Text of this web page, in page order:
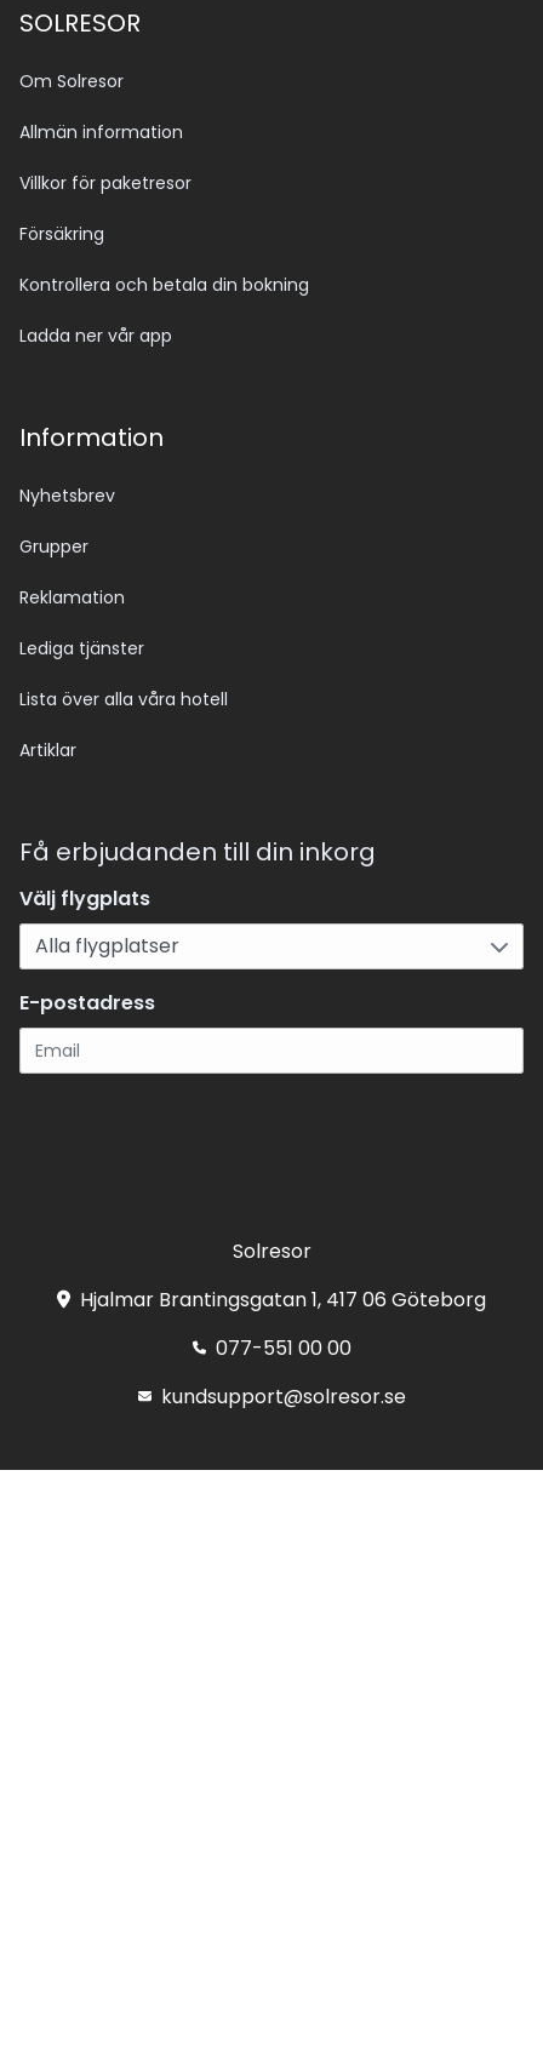
SOLRESOR
Om Solresor
Allmän information
Villkor för paketresor
Försäkring
Kontrollera och betala din bokning
Ladda ner vår app
Information
Nyhetsbrev
Grupper
Reklamation
Lediga tjänster
Lista över alla våra hotell
Artiklar
Få erbjudanden till din inkorg
Välj flygplats
E-postadress
Solresor
Hjalmar Brantingsgatan 1, 417 06 Göteborg
077-551 00 00
kundsupport@solresor.se